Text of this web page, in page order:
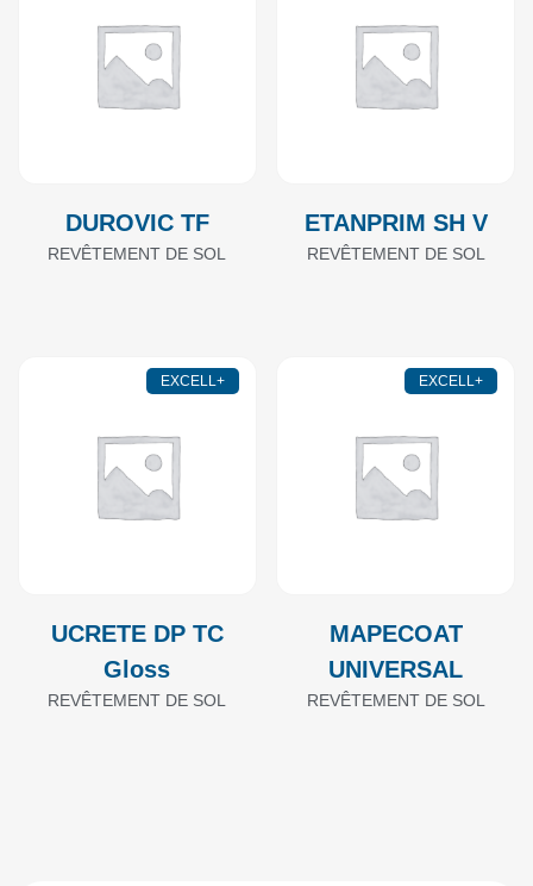
DUROVIC TF
REVÊTEMENT DE SOL
ETANPRIM SH V
REVÊTEMENT DE SOL
EXCELL+
UCRETE DP TC
Gloss
REVÊTEMENT DE SOL
EXCELL+
MAPECOAT
UNIVERSAL
REVÊTEMENT DE SOL